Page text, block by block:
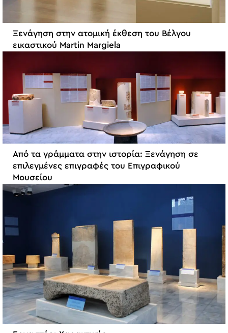
Ξενάγηση στην ατομική έκθεση του Βέλγου
εικαστικού Martin Margiela
Από τα γράμματα στην ιστορία: Ξενάγηση σε
επιλεγμένες επιγραφές του Επιγραφικού
Μουσείου